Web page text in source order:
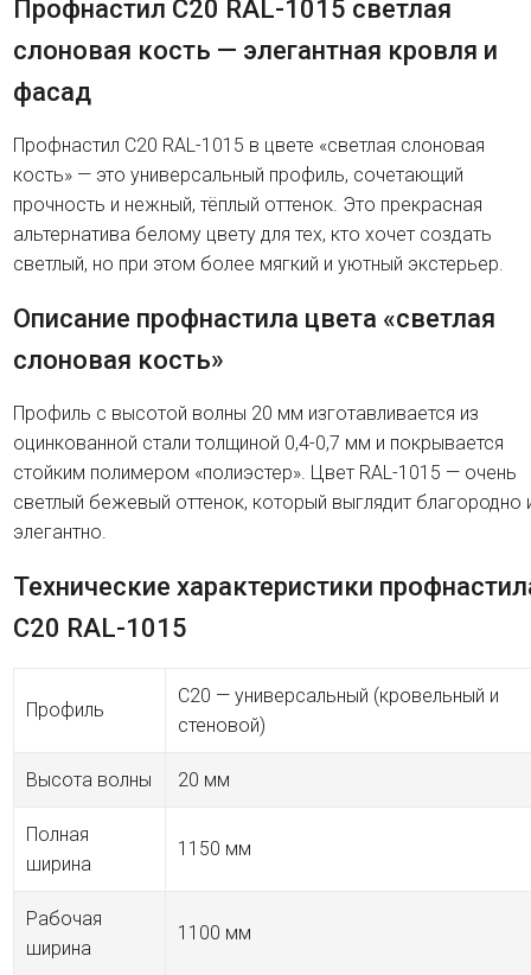
Профнастил C20 RAL-1015 светлая
слоновая кость — элегантная кровля и
фасад
Профнастил C20 RAL-1015 в цвете «светлая слоновая
кость» — это универсальный профиль, сочетающий
прочность и нежный, тёплый оттенок. Это прекрасная
альтернатива белому цвету для тех, кто хочет создать
светлый, но при этом более мягкий и уютный экстерьер.
Описание профнастила цвета «светлая
слоновая кость»
Профиль с высотой волны 20 мм изготавливается из
оцинкованной стали толщиной 0,4-0,7 мм и покрывается
стойким полимером «полиэстер». Цвет RAL-1015 — очень
светлый бежевый оттенок, который выглядит благородно
элегантно.
Технические характеристики
C20 RAL-1015
Профиль
C20 — универсальный (кровельный и
стеновой)
Высота волны 20 мм
Полная
ширина
1150 мм
Рабочая
ширина
1100 мм